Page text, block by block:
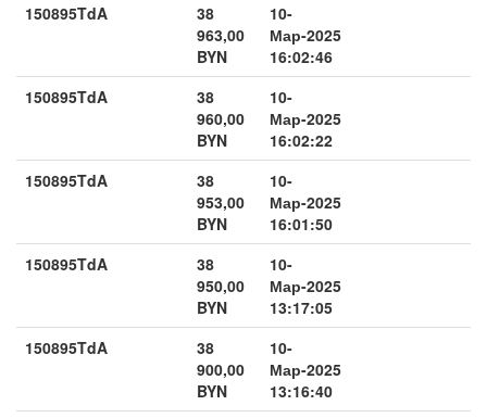
150895TdA
38
963,00
BYN
10-
Мар-2025
16:02:46
150895TdA
38
960,00
BYN
10-
Мар-2025
16:02:22
150895TdA
38
953,00
BYN
10-
Мар-2025
16:01:50
150895TdA
38
950,00
BYN
10-
Мар-2025
13:17:05
150895TdA
38
900,00
BYN
10-
Мар-2025
13:16:40